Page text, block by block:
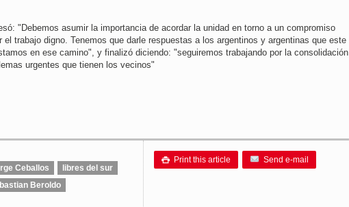
"Debemos asumir la importancia de acordar la unidad en torno a un compromiso
trabajo digno. Tenemos que darle respuestas a los argentinos y argentinas que este
en ese camino", y finalizó diciendo: "seguiremos trabajando por la consolidación
urgentes que tienen los vecinos"
 Print this article
Send e-mail
Ceballos
libres del sur
Beroldo